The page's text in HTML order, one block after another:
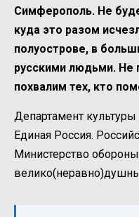
Симферополь. Не
куда это разом
полуострове, в
русскими людьми. Не
похвалим тех, кто
Департамент
Единая Россия.
Министерство